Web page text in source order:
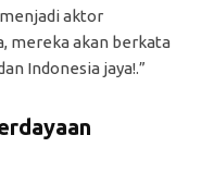
aktor
mereka akan berkata
Indonesia jaya!.”